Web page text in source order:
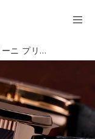
ロレックス チェリーニ プリンス 「初のシースルーバック・100周年記念モデル」【今週の逸本 Vol.239】